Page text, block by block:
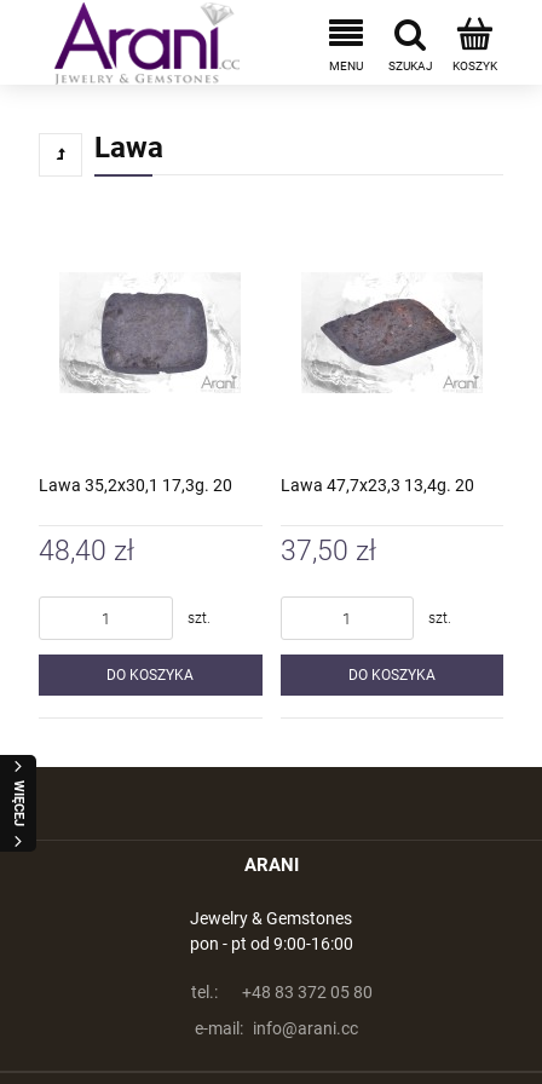
WIĘCEJ
Lawa
Lawa 35,2x30,1 17,3g. 20
48,40 zł
szt.
DO KOSZYKA
Lawa 47,7x23,3 13,4g. 20
37,50 zł
szt.
DO KOSZYKA
ARANI
Jewelry & Gemstones
pon - pt od 9:00-16:00
tel.:
+48 83 372 05 80
e-mail: info@arani.cc